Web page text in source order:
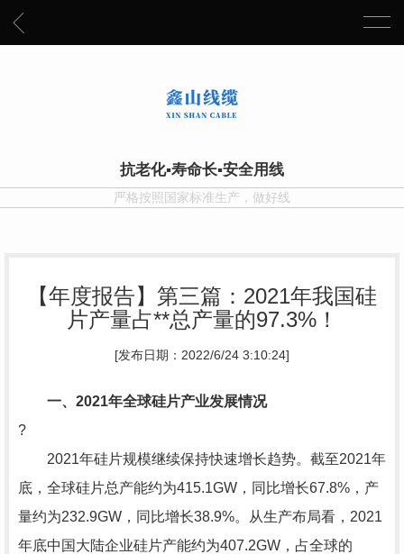
抗老化▪寿命长▪安全用线
严格按照国家标准生产，做好线
【年度报告】第三篇：2021年我国硅
片产量占**总产量的97.3%！
[发布日期：2022/6/24 3:10:24]
一、2021年全球硅片产业发展情况
?
2021年硅片规模继续保持快速增长趋势。截至2021年
底，全球硅片总产能约为415.1GW，同比增长67.8%，产
量约为232.9GW，同比增长38.9%。从生产布局看，2021
年底中国大陆企业硅片产能约为407.2GW，占全球的